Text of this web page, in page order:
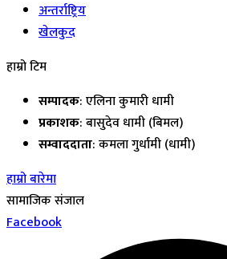
अन्तर्राष्ट्रिय
खेलकुद
हाम्रो टिम
सम्पादक: एलिना कुमारी धामी
प्रकाशक: बासुदेव धामी (बिमल)
सम्वाददाता: कमला गुर्धामी (धामी)
हाम्रो बारेमा
सामाजिक संजाल
Facebook